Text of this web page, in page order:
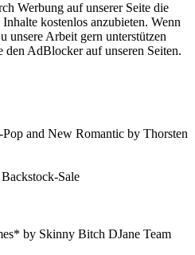
Werbung auf unserer Seite die
kostenlos anzubieten. Wenn
unsere Arbeit gern unterstützen
den AdBlocker auf unseren Seiten.
and New Romantic by Thorsten
Sale
by Skinny Bitch DJane Team